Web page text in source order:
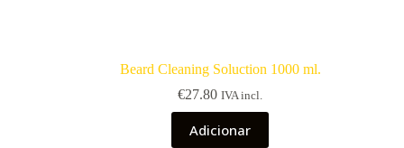
Beard Cleaning Soluction 1000 ml.
€27.80 IVA incl.
Adicionar